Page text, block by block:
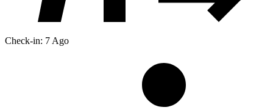
Check-in: 7 Ago